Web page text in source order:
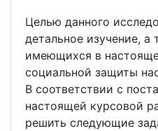
Целью данного
детальное изучение, а
имеющихся в
социальной защиты
В соответствии с
настоящей курсовой
решить следующие